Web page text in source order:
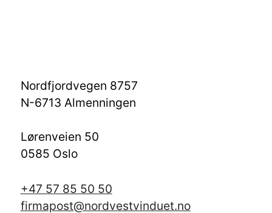
Nordfjordvegen 8757
N-6713 Almenningen
Lørenveien 50
0585 Oslo
+47 57 85 50 50
firmapost@nordvestvinduet.no